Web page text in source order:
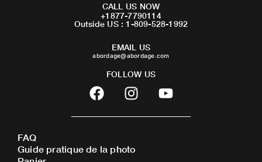
CALL US NOW
+1877-7790114
Outside US : 1-809-528-1992
EMAIL US
abordage@abordage.com
FOLLOW US
F
a
c
b
o
I
n
s
a
g
Y
o
u
FAQ
Guide pratique de la photo